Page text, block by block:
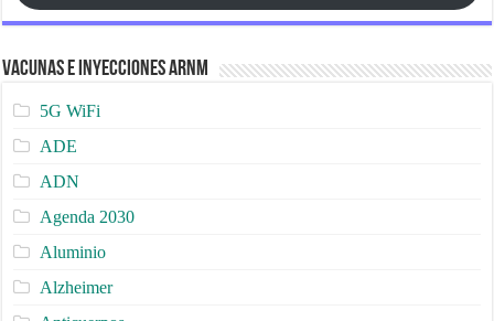
Vacunas e Inyecciones ARNm
5G WiFi
ADE
ADN
Agenda 2030
Aluminio
Alzheimer